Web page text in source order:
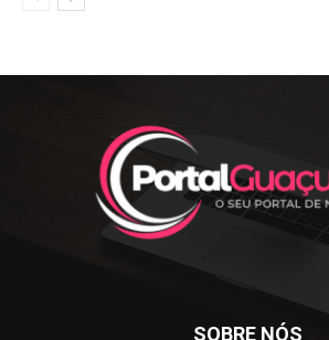
SOBRE NÓS